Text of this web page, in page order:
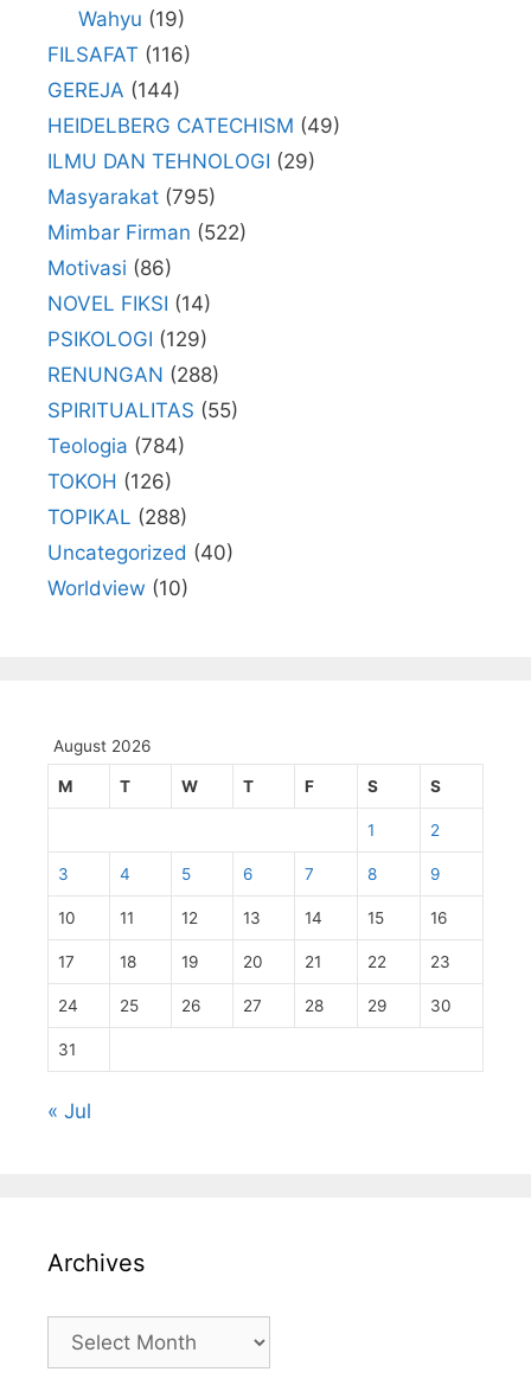
Wahyu (19)
FILSAFAT (116)
GEREJA (144)
HEIDELBERG CATECHISM (49)
ILMU DAN TEHNOLOGI (29)
Masyarakat (795)
Mimbar Firman (522)
Motivasi (86)
NOVEL FIKSI (14)
PSIKOLOGI (129)
RENUNGAN (288)
SPIRITUALITAS (55)
Teologia (784)
TOKOH (126)
TOPIKAL (288)
Uncategorized (40)
Worldview (10)
August 2026
M T W T F S S
1 2
3 4 5 6 7 8 9
10 11 12 13 14 15 16
17 18 19 20 21 22 23
24 25 26 27 28 29 30
31
« Jul
Archives
Archives